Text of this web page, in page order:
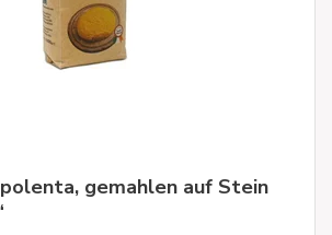
gemahlen auf Stein